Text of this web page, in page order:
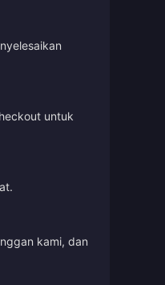
untuk
kami, dan